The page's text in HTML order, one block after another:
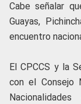
Cabe señalar
Guayas,
encuentro
El CPCCS y la
con el Consejo